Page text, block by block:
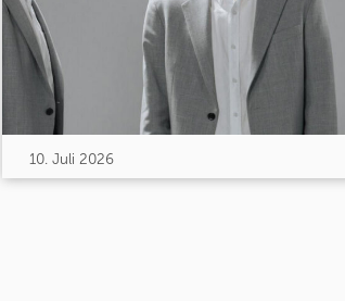
10. Juli 2026